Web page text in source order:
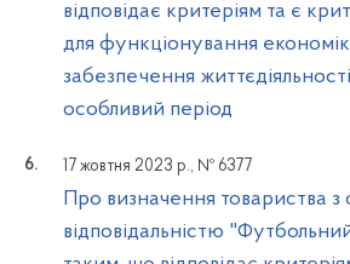
відповідає критеріям та є
для функціонування
забезпечення
особливий період
17 жовтня 2023 р., № 6377
Про визначення товариства
відповідальністю